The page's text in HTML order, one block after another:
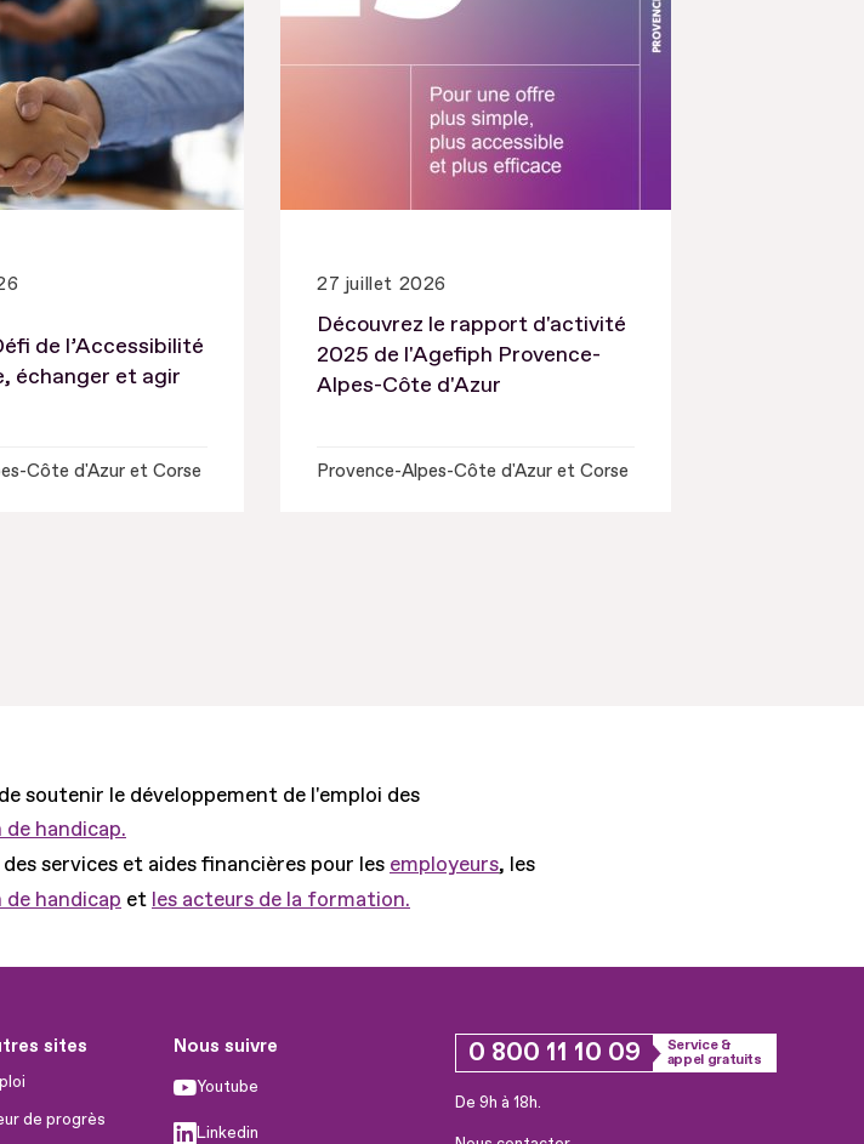
de l’Accessibilité
échanger et agir
Côte d'Azur et Corse
27 juillet 2026
Découvrez le rapport d'activité
2025 de l'Agefiph Provence-
Alpes-Côte d'Azur
Provence-Alpes-Côte d'Azur et Corse
soutenir le développement de l'emploi des
handicap.
services et aides financières pour les employeurs, les
handicap et les acteurs de la formation.
sites
de progrès
Nous suivre
Youtube
Linkedin
0 800 11 10 09
Service &
appel gratuits
De 9h à 18h.